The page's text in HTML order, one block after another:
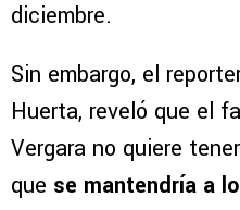
diciembre.
Sin embargo, el
Huerta, reveló que el
Vergara no quiere
que se mantendría a